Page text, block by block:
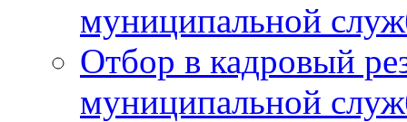
муниципальной
Отбор в кадровый
муниципальной